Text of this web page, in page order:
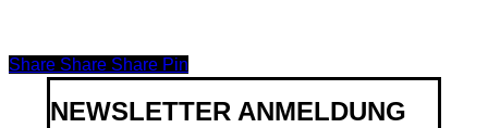
Share
Share Share Share Pin
NEWSLETTER ANMELDUNG